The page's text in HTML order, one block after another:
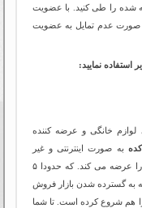
شده را طی کنید. با عضویت
صورت عدم تمایل به عضویت
استفاده نمایید:
خانگی و عرضه کننده
به صورت اینترنتی و غیر
حضوری و همچنین به صورت حضوری محصولات خود را عرضه می کند. که حدودا ۵
گسترده شدن بازار فروش
هم شروع کرده است. تا شما